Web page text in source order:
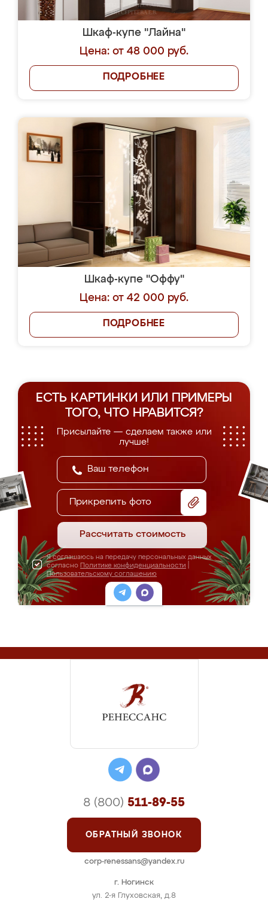
Шкаф-купе "Лайна"
Цена: от 48 000 руб.
ПОДРОБНЕЕ
Шкаф-купе "Оффу"
Цена: от 42 000 руб.
ПОДРОБНЕЕ
ЕСТЬ КАРТИНКИ ИЛИ ПРИМЕРЫ
ТОГО, ЧТО НРАВИТСЯ?
Присылайте — сделаем также или
лучше!
Прикрепить фото
Рассчитать стоимость
Я соглашаюсь на передачу персональных данных
согласно Политике конфиденциальности
Пользовательскому соглашению
г. Ногинск
ул. 2-я Глуховская, д.8
8 (800) 511-89-55
ОБРАТНЫЙ ЗВОНОК
corp-renessans@yandex.ru